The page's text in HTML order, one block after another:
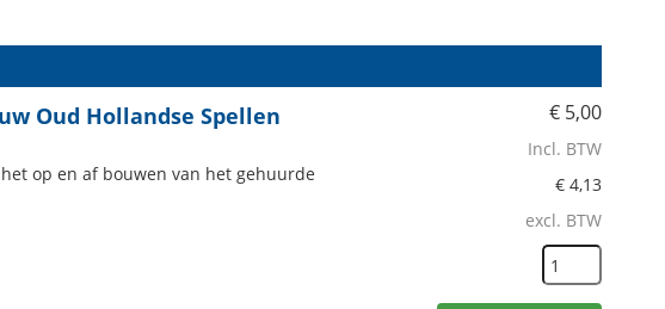
€ 5,00
Incl. BTW
€ 4,13
excl. BTW
Oud Hollandse Spellen
op en af bouwen van het gehuurde